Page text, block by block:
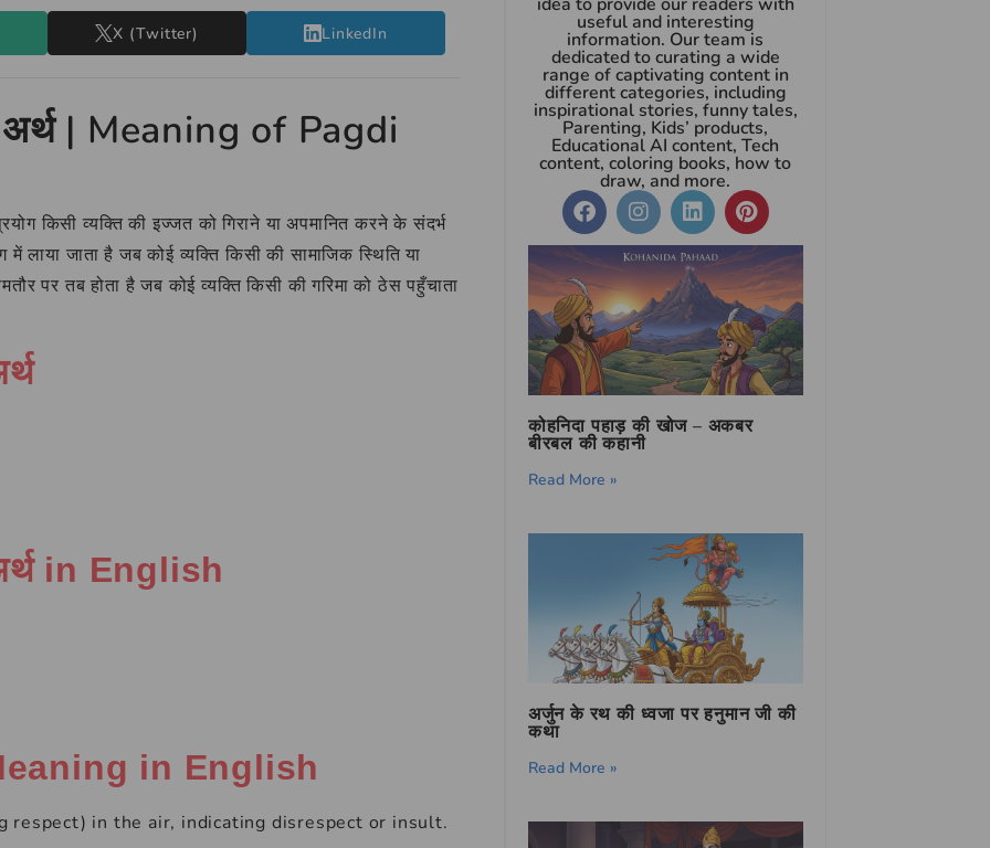
X (Twitter) LinkedIn
अर्थ | Meaning of Pagdi
किसी व्यक्ति की इज्जत को गिराने या अपमानित करने के संदर्भ
लाया जाता है जब कोई व्यक्ति किसी की सामाजिक स्थिति या
पर तब होता है जब कोई व्यक्ति किसी की गरिमा को ठेस पहुँचाता
in English
in English
respect) in the air, indicating disrespect or insult.
useful and interesting
information. Our team is
dedicated to curating a wide
range of captivating content in
different categories, including
inspirational stories, funny tales,
Parenting, Kids’ products,
Educational AI content, Tech
content, coloring books, how to
draw, and more.
कोहनिदा पहाड़ की खोज – अकबर
बीरबल की कहानी
Read More »
अर्जुन के रथ की ध्वजा पर हनुमान जी की
कथा
Read More »